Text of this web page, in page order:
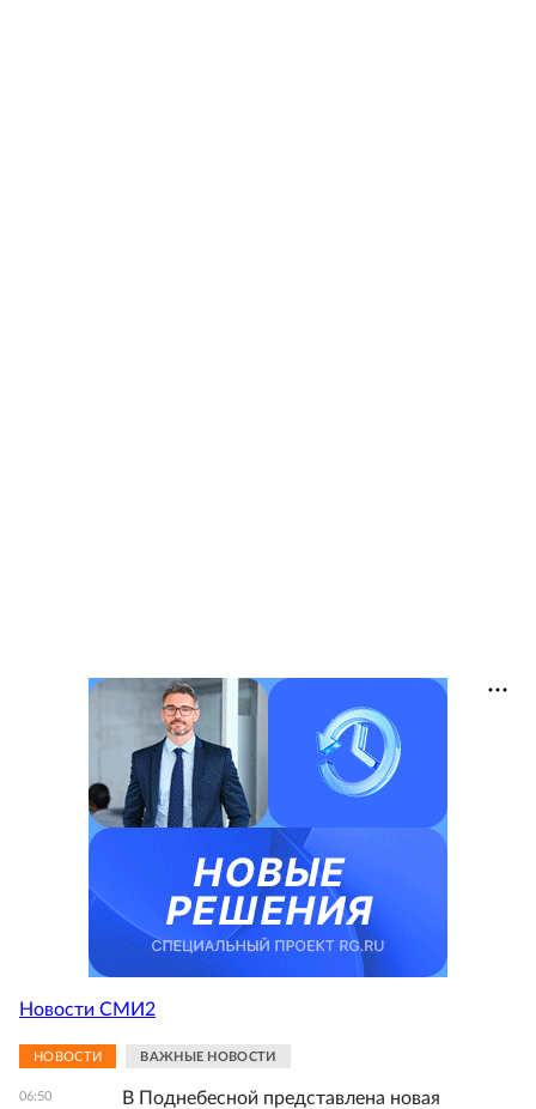
Новости СМИ2
НОВОСТИ ВАЖНЫЕ НОВОСТИ
06:50
В Поднебесной представлена новая